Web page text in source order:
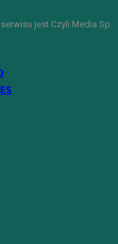
jest Czyli Media Sp.